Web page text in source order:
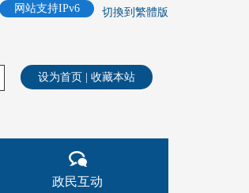
切換到繁體版
网站支持IPv6
设为首页 收藏本站
政民互动